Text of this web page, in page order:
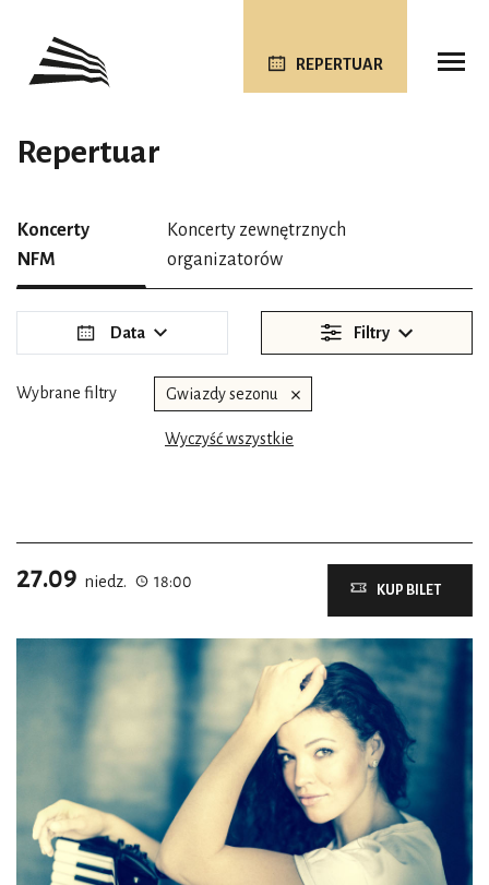
REPERTUAR
Repertuar
Koncerty
NFM
Koncerty zewnętrznych
organizatorów
Data Filtry
Wybrane filtry Gwiazdy sezonu
Wyczyść wszystkie
27.09 niedz. 18:00 KUP BILET